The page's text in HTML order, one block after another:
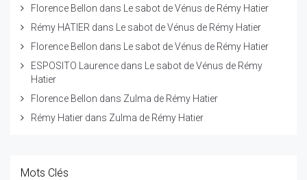
Florence Bellon dans
Le sabot de Vénus de Rémy Hatier
Rémy HATIER dans
Le sabot de Vénus de Rémy Hatier
Florence Bellon dans
Le sabot de Vénus de Rémy Hatier
ESPOSITO Laurence dans
Le sabot de Vénus de Rémy
Hatier
Florence Bellon dans Zulma de Rémy Hatier
Rémy Hatier dans Zulma de Rémy Hatier
Mots Clés